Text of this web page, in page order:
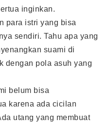
inginkan.
para istri yang bisa
sendiri. Tahu apa yang
suami di
dengan pola asuh yang
belum bisa
karena ada cicilan
utang yang membuat